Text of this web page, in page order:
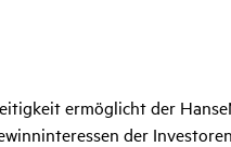
ermöglicht der
der